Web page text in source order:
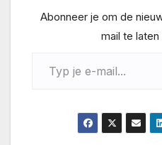
Abonneer je om de
mail te